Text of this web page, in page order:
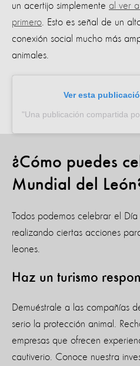
un acertijo simplemente al ver
primero. Esto es señal de un
conexión social mucho más
animales.
Ver esta
Una publicación compartida por World Animal
¿Cómo puedes
Mundial del
Todos podemos celebrar el
realizando ciertas acciones
leones.
Haz un turismo
Demuéstrale a las compañías
serio la protección animal.
empresas que ofrecen
cautiverio. Conoce nuestra